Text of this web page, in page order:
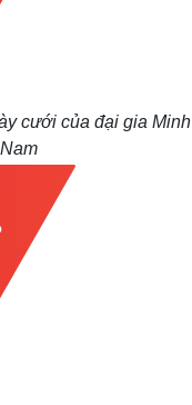
cưới của đại gia Minh